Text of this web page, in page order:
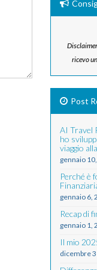
ricevo
Post
AI Travel
ho
viaggio
gennaio
Perché è
gennaio 6,
Recap di
gennaio 1,
Il mio
dicembre